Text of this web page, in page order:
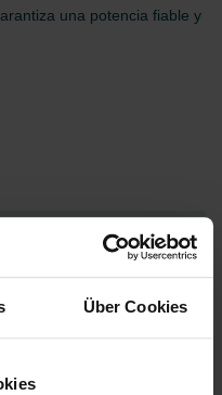
Über Cookies
una potencia fiable y
y rejillas de diseño.
conductos